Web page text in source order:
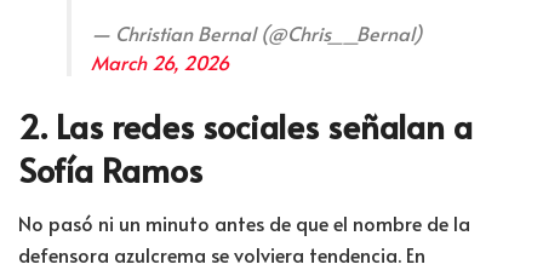
— Christian Bernal (@Chris__Bernal)
March 26, 2026
2. Las redes sociales señalan a
Sofía Ramos
No pasó ni un minuto antes de que el nombre de la
defensora azulcrema se volviera tendencia. En